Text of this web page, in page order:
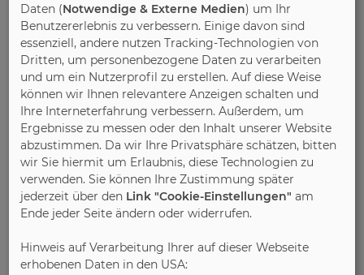
Steckdosen, Treppen und Fenster sichern
Aber nicht nur im Kinderzimmer, sondern auch in
den anderen Bereichen der Wohnung oder des
Hauses gilt es, auf geprüfte Möbel für ein sicheres
Zuhause zu setzen. So sollten keine spitzen Griffe
oder Schlüssel vorhanden sein. Vorsicht ist auch bei
Teilen geboten, an denen sich Kinder klemmen und
quetschen könnten, wie zum Beispiel bewegliche
Tischplatten oder Schaukelstühle. Darüber hinaus
werden, beispielsweise durch Kindersicherungen
für Steckdosen, Fenster und Treppen. Auch müssen
Daten (Notwendige & Externe Medien) um Ihr
Benutzererlebnis zu verbessern. Einige davon sind
essenziell, andere nutzen Tracking-Technologien von
Dritten, um personenbezogene Daten zu verarbeiten
und um ein Nutzerprofil zu erstellen. Auf diese Weise
können wir Ihnen relevantere Anzeigen schalten und
Ihre Interneterfahrung verbessern. Außerdem, um
Ergebnisse zu messen oder den Inhalt unserer Website
abzustimmen. Da wir Ihre Privatsphäre schätzen, bitten
wir Sie hiermit um Erlaubnis, diese Technologien zu
verwenden. Sie können Ihre Zustimmung später
jederzeit über den Link "Cookie-Einstellungen" am
Ende jeder Seite ändern oder widerrufen.
Hinweis auf Verarbeitung Ihrer auf dieser Webseite
erhobenen Daten in den USA: